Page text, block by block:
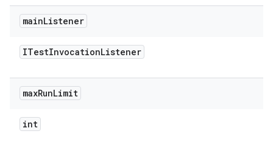
mainListener
ITestInvocationListener
maxRunLimit
int